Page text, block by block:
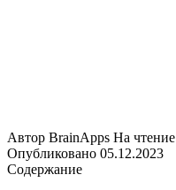
Автор BrainApps На чтение
Опубликовано 05.12.2023
Содержание